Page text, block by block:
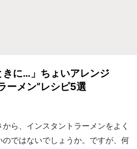
きに…」ちょいアレンジ
ーメン”レシピ5選
ら、インスタントラーメンをよく
ではないでしょうか。ですが、何